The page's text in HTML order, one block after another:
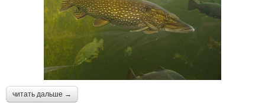
читать дальше →